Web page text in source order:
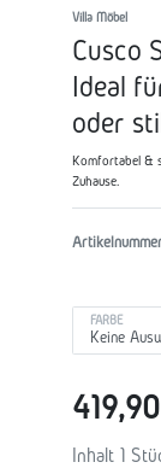
Villa Möbel
Cusco
Ideal
oder
Komfortabel &
Zuhause.
FARBE
Inhalt 1